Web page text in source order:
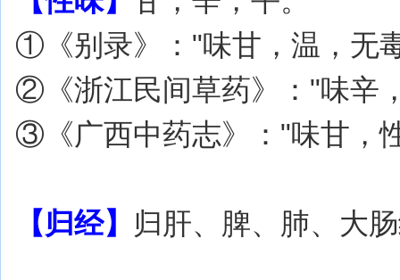
①《别录》："味甘，温，无
②《浙江民间草药》："味辛
③《广西中药志》："味甘，
【归经】 归肝、脾、肺、大